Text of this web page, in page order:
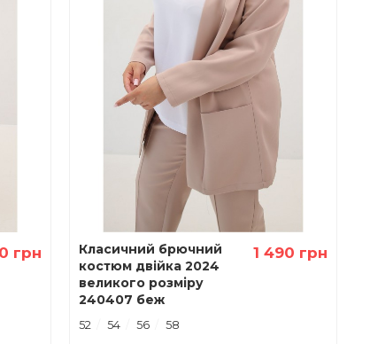
грн 1 490 грн
Класичний брючний
костюм двiйка 2024
великого розміру
240407 беж
52 54 56 58